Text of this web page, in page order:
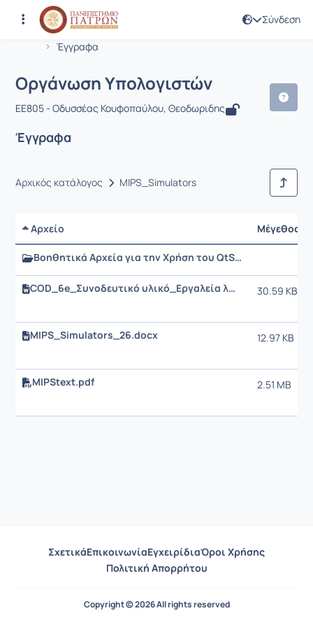
Σύνδεση
Αρχική Σελίδα
Έγγραφα
Μάθημα : Οργάνωση Υπολογιστών
Κωδικός : EE805
Οργάνωση Υπολογιστών
EE805 - Οδυσσέας Κουφοπαύλου, Θεοδωριδης
Έγγραφα
Αρχικός κατάλογος MIPS_Simulators
Αρχείο Μέγεθος
Βοηθητικά Αρχεία για την Χρήση του QtSPIM
COD_6e_Συνοδευτικό υλικό_Εργαλεία λογισμικού.docx 30.59 KB
MIPS_Simulators_26.docx 12.97 KB
MIPStext.pdf 2.51 MB
ΣχετικάΕπικοινωνίαΕγχειρίδιαΌροι Χρήσης
Πολιτική Απορρήτου
Copyright © 2026 All rights reserved